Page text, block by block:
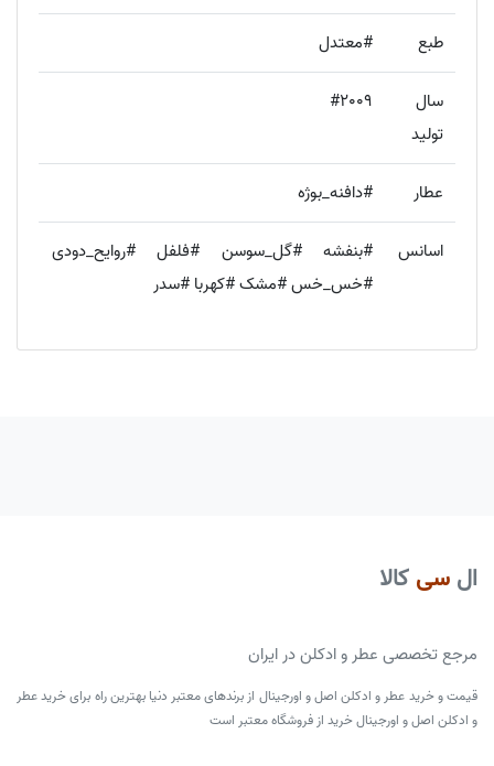
طبع #معتدل
سال
تولید
#2009
عطار #دافنه_بوژه
اسانس
#بنفشه #گل_سوسن #فلفل #روایح_دودی
#خس_خس #مشک #کهربا #سدر
ال سی کالا
مرجع تخصصی عطر و ادکلن در ایران
قیمت و خرید عطر و ادکلن اصل و اورجینال از برندهای معتبر دنیا بهترین راه برای خرید عطر
و ادکلن اصل و اورجینال خرید از فروشگاه معتبر است